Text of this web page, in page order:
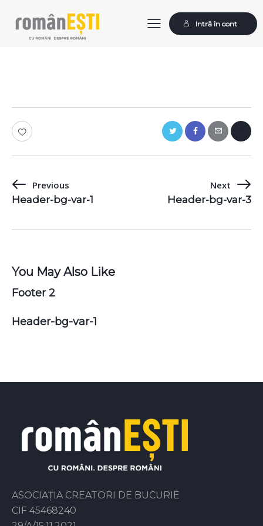
Intră în cont
Navigare
articole
Previous
Header-bg-var-1
Next
Header-bg-var-3
You May Also Like
Footer 2
Header-bg-var-1
ASOCIAȚIA CREATORI DE BUCURIE
CIF 45468240